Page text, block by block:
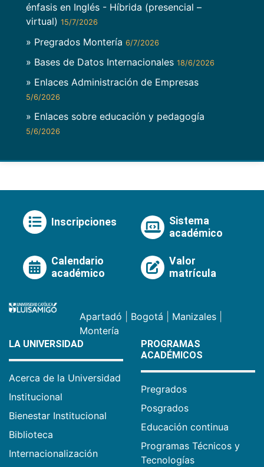
énfasis en Inglés - Híbrida (presencial –
virtual) 15/7/2026
» Pregrados Montería 6/7/2026
» Bases de Datos Internacionales 18/6/2026
» Enlaces Administración de Empresas
5/6/2026
» Enlaces sobre educación y pedagogía
5/6/2026
Inscripciones
Sistema
académico
Calendario
académico
Valor
matrícula
Apartadó Bogotá Manizales
Montería
LA UNIVERSIDAD
Acerca de la Universidad
Institucional
Bienestar Institucional
Biblioteca
Internacionalización
PROGRAMAS
ACADÉMICOS
Pregrados
Posgrados
Educación continua
Programas Técnicos y
Tecnologías